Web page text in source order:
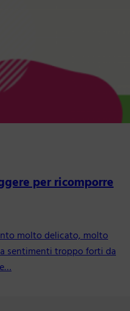
per ricomporre
molto delicato, molto
sentimenti troppo forti da